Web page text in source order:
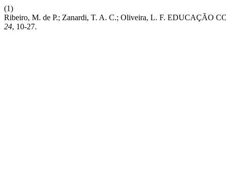
(1)
Ribeiro, M. de P.; Zanardi, T. A. C.; Oliveira, L. F.
24, 10-27.